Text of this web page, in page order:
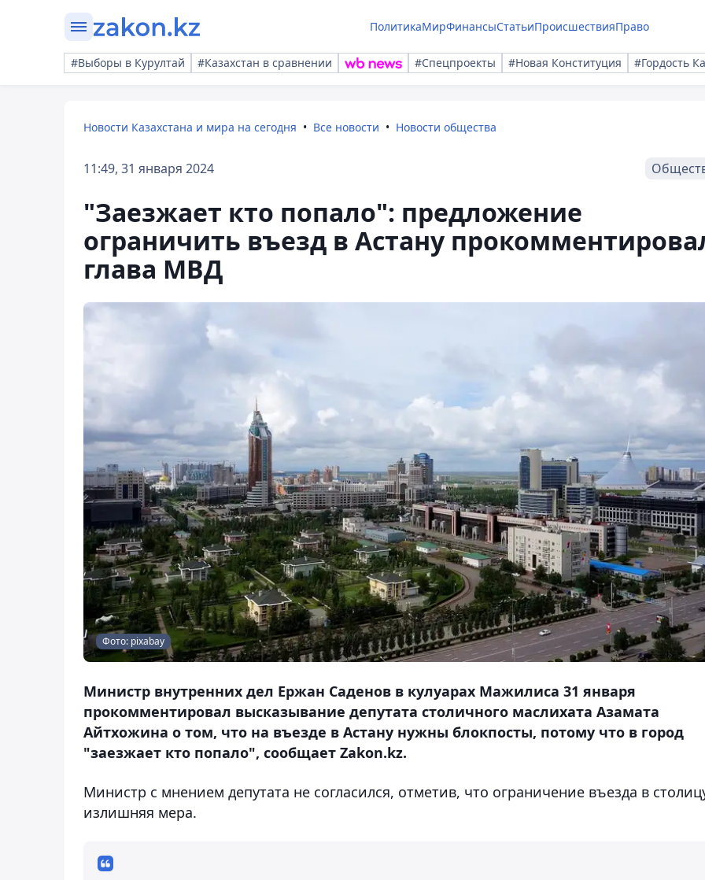
ПолитикаМирФинансыСтатьиПроисшествияПраво
#Выборы в Курултай #Казахстан в сравнении #Спецпроекты #Новая Конституция #Гордость
Новости Казахстана и мира на сегодня Все новости Новости общества
11:49, 31 января 2024
"Заезжает кто попало": предложение
ограничить въезд в Астану
глава МВД
Фото: pixabay
Министр внутренних дел Ержан Саденов в кулуарах Мажилиса 31 января
прокомментировал высказывание депутата столичного маслихата Азамата
Айтхожина о том, что на въезде в Астану нужны блокпосты, потому что в город
"заезжает кто попало", сообщает Zakon.kz.
Министр с мнением депутата не согласился, отметив, что ограничение въезда в
излишняя мера.